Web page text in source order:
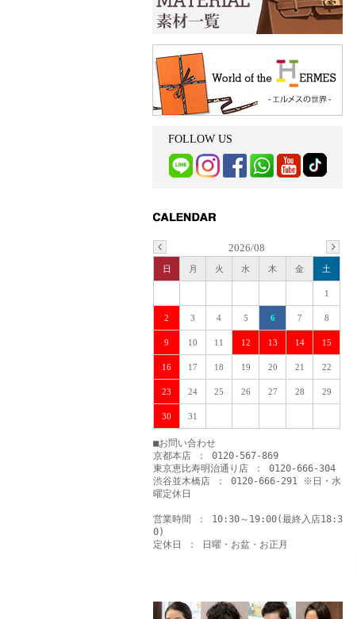
FOLLOW US
2026/08
日 月 火 水 木 金 土
1
2 3 4 5 6 7 8
9 10 11 12 13 14 15
16 17 18 19 20 21 22
23 24 25 26 27 28 29
30 31
■お問い合わせ
京都本店 ： 0120-567-869
東京恵比寿明治通り店 ： 0120-666-304
渋谷並木橋店 ： 0120-666-291 ※日・水
曜定休日
営業時間 ： 10:30～19:00(最終入店18:3
0)
定休日 ： 日曜・お盆・お正月